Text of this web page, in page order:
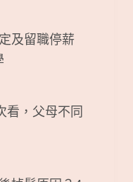
及留職停薪
看，父母不同